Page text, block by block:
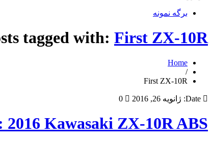
برگه نمونه
tagged with: First ZX-10R
Home
/
First ZX-10R
Date: ژانویه 26, 2016 0
Kawasaki ZX-10R ABS